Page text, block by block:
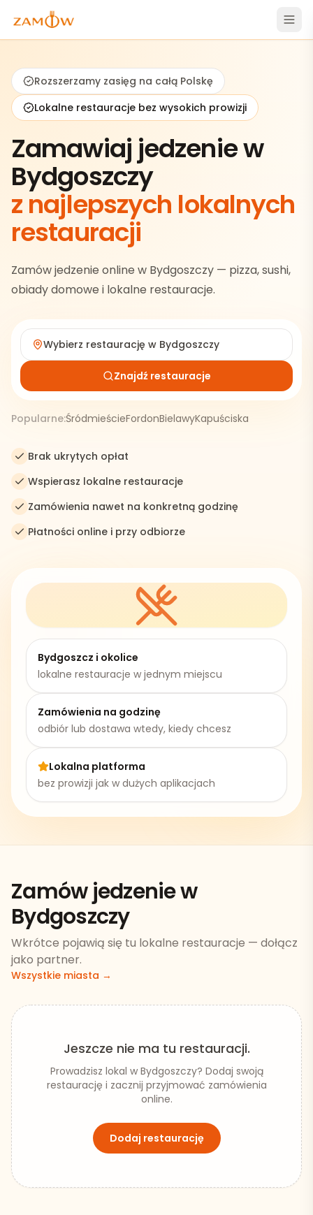
Rozszerzamy zasięg na całą Polskę
Lokalne restauracje bez wysokich prowizji
Zamawiaj jedzenie w
Bydgoszczy
z najlepszych lokalnych
restauracji
Zamów jedzenie online w Bydgoszczy — pizza, sushi,
obiady domowe i lokalne restauracje.
Wybierz restaurację w Bydgoszczy
Znajdź restauracje
Popularne:ŚródmieścieFordonBielawyKapuściska
Brak ukrytych opłat
Wspierasz lokalne restauracje
Zamówienia nawet na konkretną godzinę
Płatności online i przy odbiorze
Bydgoszcz i okolice
lokalne restauracje w jednym miejscu
Zamówienia na godzinę
odbiór lub dostawa wtedy, kiedy chcesz
Lokalna platforma
bez prowizji jak w dużych aplikacjach
Zamów jedzenie w
Bydgoszczy
Wkrótce pojawią się tu lokalne restauracje — dołącz
jako partner.
Wszystkie miasta →
Jeszcze nie ma tu restauracji.
Prowadzisz lokal w Bydgoszczy? Dodaj swoją
restaurację i zacznij przyjmować zamówienia
online.
Dodaj restaurację